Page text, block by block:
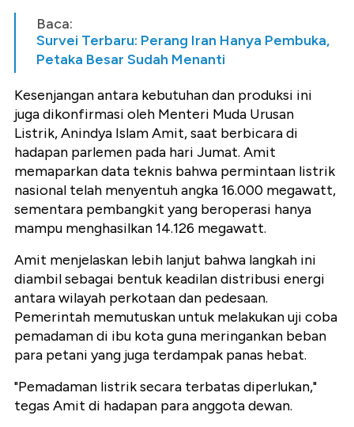
Baca:
Survei Terbaru: Perang Iran Hanya Pembuka,
Petaka Besar Sudah Menanti
Kesenjangan antara kebutuhan dan produksi ini
juga dikonfirmasi oleh Menteri Muda Urusan
Listrik, Anindya Islam Amit, saat berbicara di
hadapan parlemen pada hari Jumat. Amit
memaparkan data teknis bahwa permintaan listrik
nasional telah menyentuh angka 16.000 megawatt,
sementara pembangkit yang beroperasi hanya
mampu menghasilkan 14.126 megawatt.
Amit menjelaskan lebih lanjut bahwa langkah ini
diambil sebagai bentuk keadilan distribusi energi
antara wilayah perkotaan dan pedesaan.
Pemerintah memutuskan untuk melakukan uji coba
pemadaman di ibu kota guna meringankan beban
para petani yang juga terdampak panas hebat.
"Pemadaman listrik secara terbatas diperlukan,"
tegas Amit di hadapan para anggota dewan.